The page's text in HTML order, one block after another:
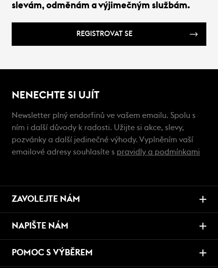
slevám, odměnám a výjimečným službám.
REGISTROVAT SE
NENECHTE SI UJÍT
Newsletter plný endorfinů ve vašem emailu. Spolu s
ním i další důvody k radosti. Užijte si akce, slevy,
pozvánky a další jedinečné výhody. Vyplněním vaší
emailové adresy souhlasíte s pravidly a podmínkami
ZAVOLEJTE NÁM
NAPIŠTE NÁM
POMOC S VÝBĚREM